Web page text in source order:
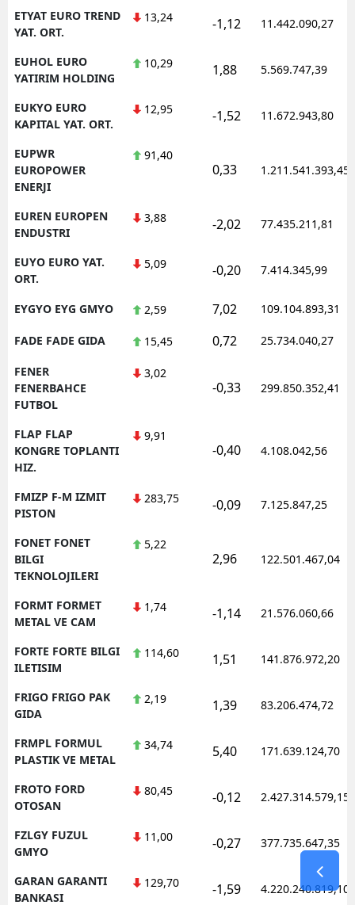
ETYAT EURO TREND
YAT. ORT.
13,24 -1,12 11.442.090,27
EUHOL EURO
YATIRIM HOLDING
10,29 1,88 5.569.747,39
EUKYO EURO
KAPITAL YAT. ORT.
12,95 -1,52 11.672.943,80
EUPWR
EUROPOWER
ENERJI
91,40
0,33 1.211.541.393,45
EUREN EUROPEN
ENDUSTRI
3,88 -2,02 77.435.211,81
EUYO EURO YAT.
ORT.
5,09 -0,20 7.414.345,99
EYGYO EYG GMYO 2,59 7,02 109.104.893,31
FADE FADE GIDA 15,45 0,72 25.734.040,27
FENER
FENERBAHCE
FUTBOL
3,02
-0,33 299.850.352,41
FLAP FLAP
KONGRE TOPLANTI
HIZ.
9,91
-0,40 4.108.042,56
FMIZP F-M IZMIT
PISTON
283,75 -0,09 7.125.847,25
FONET FONET
BILGI
TEKNOLOJILERI
5,22
2,96 122.501.467,04
FORMT FORMET
METAL VE CAM
1,74 -1,14 21.576.060,66
FORTE FORTE BILGI
ILETISIM
114,60 1,51 141.876.972,20
FRIGO FRIGO PAK
GIDA
2,19 1,39 83.206.474,72
FRMPL FORMUL
PLASTIK VE METAL
34,74 5,40 171.639.124,70
FROTO FORD
OTOSAN
80,45 -0,12 2.427.314.579,15
FZLGY FUZUL
GMYO
11,00 -0,27 377.735.647,35
GARAN GARANTI
BANKASI
129,70 -1,59 4.220.240.819,10